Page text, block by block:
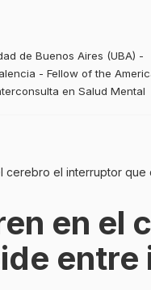
de Buenos Aires (UBA) -
- Fellow of the
en Salud Mental
cerebro el interruptor
en el
entre